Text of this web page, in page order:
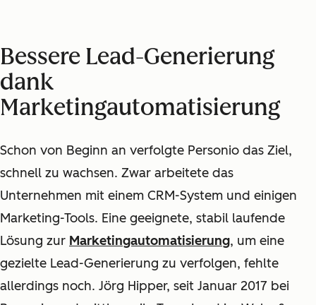
Bessere Lead-Generierung
dank
Marketingautomatisierung
Schon von Beginn an verfolgte Personio das Ziel,
schnell zu wachsen. Zwar arbeitete das
Unternehmen mit einem CRM-System und einigen
Marketing-Tools. Eine geeignete, stabil laufende
Lösung zur Marketingautomatisierung, um eine
gezielte Lead-Generierung zu verfolgen, fehlte
allerdings noch. Jörg Hipper, seit Januar 2017 bei